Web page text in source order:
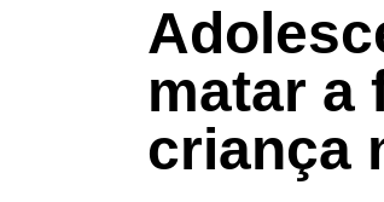
matar a
criança